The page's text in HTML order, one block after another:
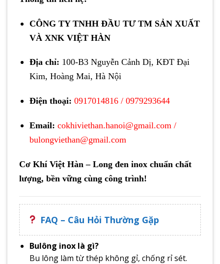
CÔNG TY TNHH ĐẦU TƯ TM SẢN XUẤT
VÀ XNK VIỆT HÀN
Địa chỉ: 100-B3 Nguyễn Cảnh Dị, KĐT Đại
Kim, Hoàng Mai, Hà Nội
Điện thoại: 0917014816/ 0979293644
Email: cokhiviethan.hanoi@gmail.com /
bulongviethan@gmail.com
Cơ Khí Việt Hàn – Long đen inox chuẩn chất
lượng, bền vững cùng công trình!
FAQ – Câu Hỏi Thường Gặp
Bulông inox là gì?
Bu lông làm từ thép không gỉ, chống rỉ sét.